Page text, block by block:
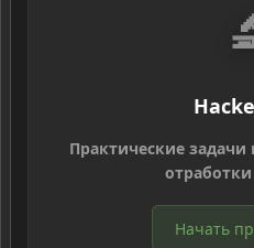
Практические задачи
Начать